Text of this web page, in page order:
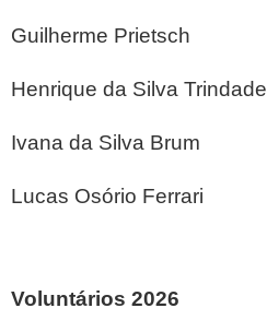
Guilherme Prietsch
Henrique da Silva Trindade
Ivana da Silva Brum
Lucas Osório Ferrari
Voluntários 2026